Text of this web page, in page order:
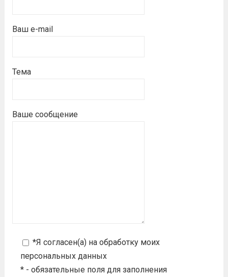
Ваш e-mail
Тема
Ваше сообщение
*Я согласен(а) на обработку моих
персональных данных
* - обязательные поля для заполнения